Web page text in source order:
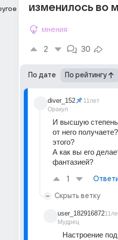
изменилось во
мнения
2 30
По дате По рейтингу
diver_152
Оракул
11лет
И высшую
от него
этого?
А как вы его
фантазией?
1
Скрыть ветку
user_182916872
Мудрец
Настроение